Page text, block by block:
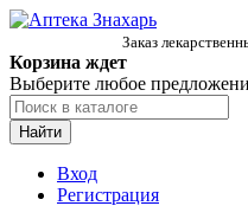
Заказ
Корзина ждет
Выберите любое
Найти
Вход
Регистрация